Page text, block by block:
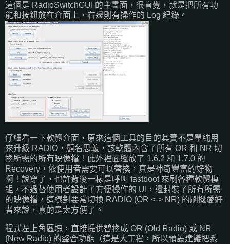
這個是 RadioSwitchGUI 的主畫面，很直覺，就是把所有功
能和按鈕放在介面上，右邊則有操作的 Log 紀錄。
仔細看一下軟體介面，原來這個工具的目的其實不是單純用
來升級 RADIO，顧名思義，該軟體內含了所有 OR 和 NR 切
換所需的所有映像檔！此外裡面還放了 1.6.2 和 1.7.0 的
Recovery，依使用者需要可以替換，真是神奇豐富的好物
啊！說穿了，也許背後一樣是呼叫 fastboot 來刷各種軟體模
組，不過替使用者設計了方便操作的 UI，還封裝了所有所需
的映像檔，這樣對要常切換 RADIO (OR <-> NR) 的刷機愛好
者來說，真的是太方便了。
程式左上角區塊，直接提供替換成 OR (Old Radio) 或 NR
(New Radio) 的整合功能（這是大工程，所以預設建議把系